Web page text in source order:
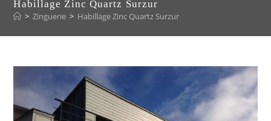
Habillage Zinc Quartz Surzur
> Zinguerie > Habillage Zinc Quartz Surzur